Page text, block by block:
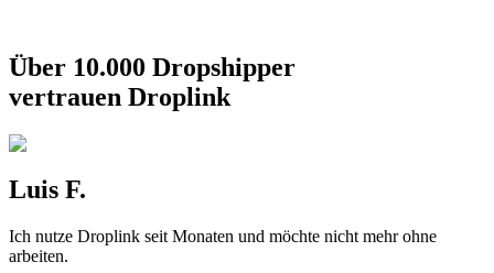
Über 10.000 Dropshipper
vertrauen Droplink
Luis F.
Ich nutze Droplink seit Monaten und möchte nicht mehr ohne
arbeiten.